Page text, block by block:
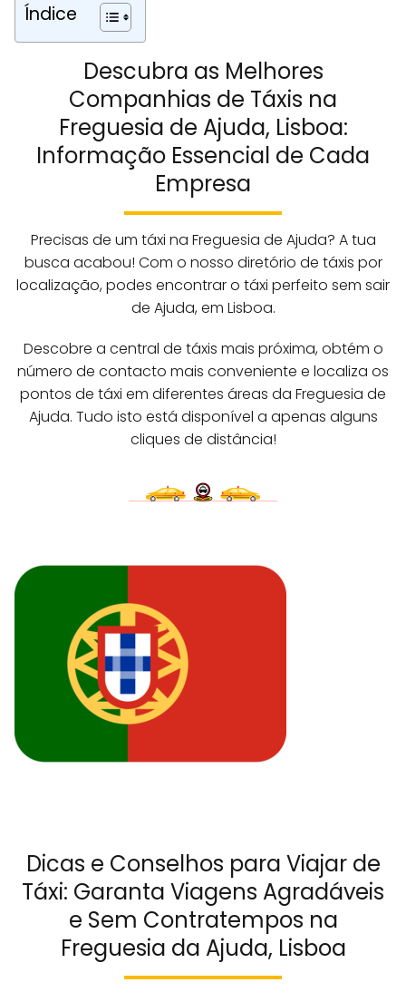
Índice
Descubra as Melhores
Companhias de Táxis na
Freguesia de Ajuda, Lisboa:
Informação Essencial de Cada
Empresa
Precisas de um táxi na Freguesia de Ajuda? A tua
busca acabou! Com o nosso diretório de táxis por
localização, podes encontrar o táxi perfeito sem sair
de Ajuda, em Lisboa.
Descobre a central de táxis mais próxima, obtém o
número de contacto mais conveniente e localiza os
pontos de táxi em diferentes áreas da Freguesia de
Ajuda. Tudo isto está disponível a apenas alguns
cliques de distância!
Dicas e Conselhos para Viajar de
Táxi: Garanta Viagens Agradáveis
e Sem Contratempos na
Freguesia da Ajuda, Lisboa